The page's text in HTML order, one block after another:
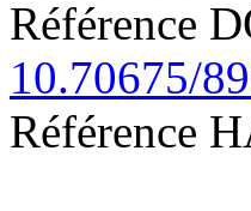
Référence
10.70675/
Référence